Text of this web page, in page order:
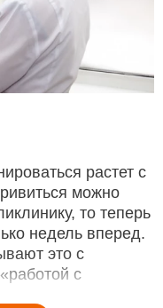
растет с
можно
то теперь
недель вперед.
это с
с